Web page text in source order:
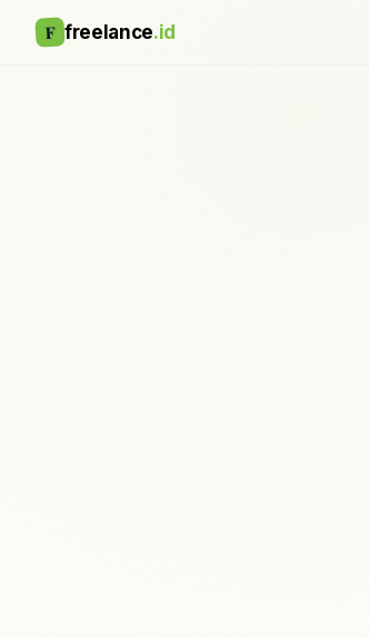
F freelance.id